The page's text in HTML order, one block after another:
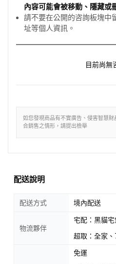
內容可能會被移動、隱藏或
請不要在公開的咨詢板塊中
址等個人資訊。
目前尚無
如您發現商品有不實廣告、侵害智慧財
合銷售之情形，請提出檢舉
配送說明
配送方式 境內配送
物流夥伴
宅配：黑貓宅
超取：全家、
免運